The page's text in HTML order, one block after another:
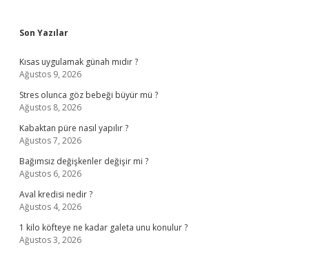
Sidebar
Son Yazılar
Kısas uygulamak günah mıdır ?
Ağustos 9, 2026
Stres olunca göz bebeği büyür mü ?
Ağustos 8, 2026
Kabaktan püre nasıl yapılır ?
Ağustos 7, 2026
Bağımsız değişkenler değişir mi ?
Ağustos 6, 2026
Aval kredisi nedir ?
Ağustos 4, 2026
1 kilo köfteye ne kadar galeta unu konulur ?
Ağustos 3, 2026